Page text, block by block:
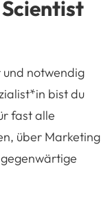
notwendig
bist du
fast alle
über Marketing